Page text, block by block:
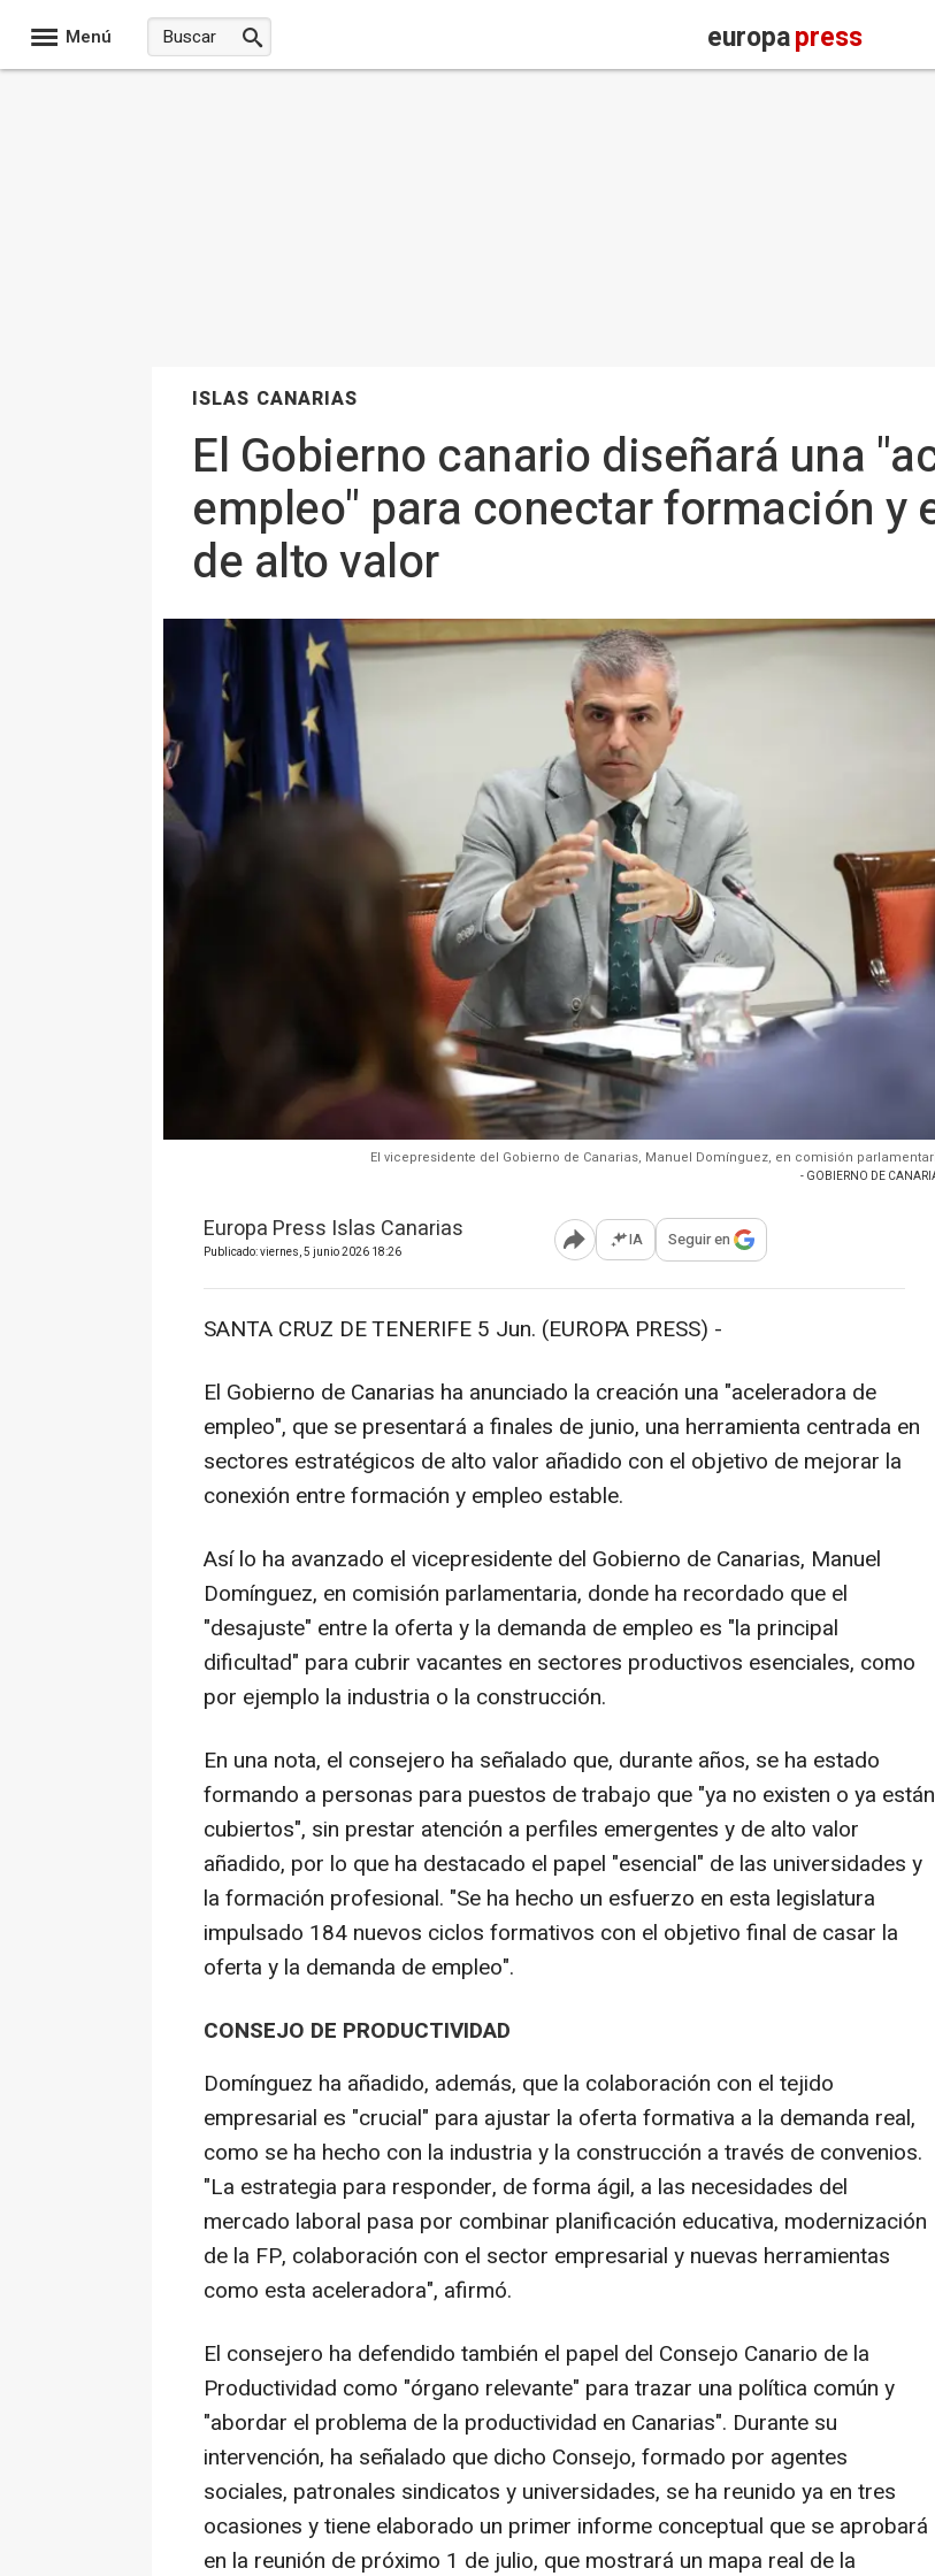
Menú europapress
ISLAS CANARIAS
El Gobierno canario diseñará una
empleo" para conectar formación y
de alto valor
El vicepresidente del Gobierno de Canarias, Manuel Domínguez, en comisión
- GOBIERNO DE
Europa Press Islas Canarias
Publicado: viernes, 5 junio 2026 18:26 Abrir opciones para compartir
IA Seguir en
SANTA CRUZ DE TENERIFE 5 Jun. (EUROPA PRESS) -
El Gobierno de Canarias ha anunciado la creación una "aceleradora de
empleo", que se presentará a finales de junio, una herramienta centrada en
sectores estratégicos de alto valor añadido con el objetivo de mejorar la
conexión entre formación y empleo estable.
Así lo ha avanzado el vicepresidente del Gobierno de Canarias, Manuel
Domínguez, en comisión parlamentaria, donde ha recordado que el
"desajuste" entre la oferta y la demanda de empleo es "la principal
dificultad" para cubrir vacantes en sectores productivos esenciales, como
por ejemplo la industria o la construcción.
En una nota, el consejero ha señalado que, durante años, se ha estado
formando a personas para puestos de trabajo que "ya no existen o ya están
cubiertos", sin prestar atención a perfiles emergentes y de alto valor
añadido, por lo que ha destacado el papel "esencial" de las universidades y
la formación profesional. "Se ha hecho un esfuerzo en esta legislatura
impulsado 184 nuevos ciclos formativos con el objetivo final de casar la
oferta y la demanda de empleo".
CONSEJO DE PRODUCTIVIDAD
Domínguez ha añadido, además, que la colaboración con el tejido
empresarial es "crucial" para ajustar la oferta formativa a la demanda real,
como se ha hecho con la industria y la construcción a través de convenios.
"La estrategia para responder, de forma ágil, a las necesidades del
mercado laboral pasa por combinar planificación educativa, modernización
de la FP, colaboración con el sector empresarial y nuevas herramientas
como esta aceleradora", afirmó.
El consejero ha defendido también el papel del Consejo Canario de la
Productividad como "órgano relevante" para trazar una política común y
"abordar el problema de la productividad en Canarias". Durante su
intervención, ha señalado que dicho Consejo, formado por agentes
sociales, patronales sindicatos y universidades, se ha reunido ya en tres
ocasiones y tiene elaborado un primer informe conceptual que se aprobará
en la reunión de próximo 1 de julio, que mostrará un mapa real de la